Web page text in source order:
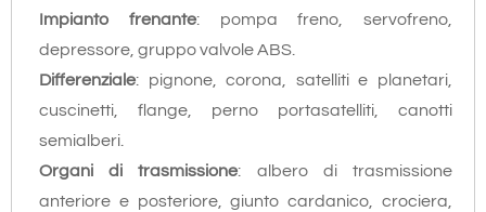
Impianto frenante: pompa freno, servofreno,
depressore, gruppo valvole ABS.
Differenziale: pignone, corona, satelliti e planetari,
cuscinetti, flange, perno portasatelliti, canotti
semialberi.
Organi di trasmissione: albero di trasmissione
anteriore e posteriore, giunto cardanico, crociera,